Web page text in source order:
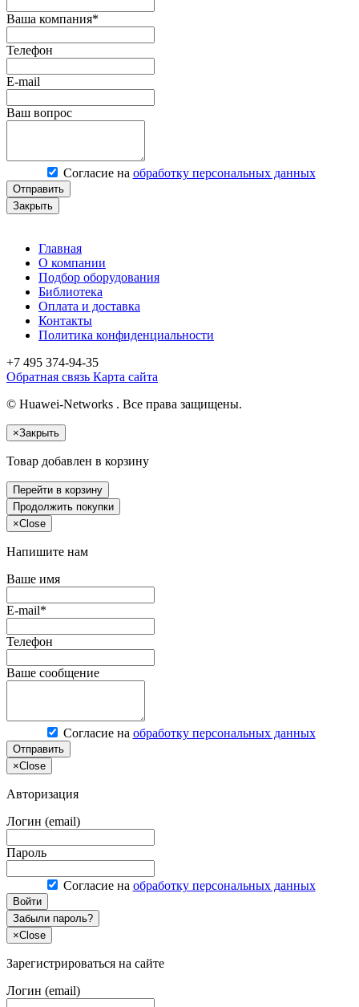
Ваша компания*
Телефон
E-mail
Ваш вопрос
Согласие на обработку персональных данных
Отправить
Закрыть
Главная
О компании
Подбор оборудования
Библиотека
Оплата и доставка
Контакты
Политика конфиденциальности
+7 495 374-94-35
Обратная связь Карта сайта
© Huawei-Networks . Все права защищены.
×Закрыть
Товар добавлен в корзину
Перейти в корзину
Продолжить покупки
×Close
Напишите нам
Ваше имя
E-mail*
Телефон
Ваше сообщение
Согласие на обработку персональных данных
Отправить
×Close
Авторизация
Логин (email)
Пароль
Согласие на обработку персональных данных
Войти
Забыли пароль?
×Close
Зарегистрироваться на сайте
Логин (email)